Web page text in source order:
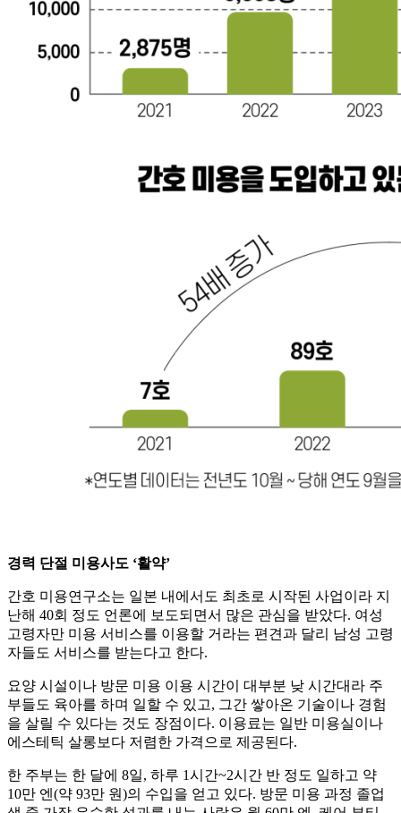
경력 단절 미용사도 ‘활약’
간호 미용연구소는 일본 내에서도 최초로 시작된 사업이라 지
난해 40회 정도 언론에 보도되면서 많은 관심을 받았다. 여성
고령자만 미용 서비스를 이용할 거라는 편견과 달리 남성 고령
자들도 서비스를 받는다고 한다.
요양 시설이나 방문 미용 이용 시간이 대부분 낮 시간대라 주
부들도 육아를 하며 일할 수 있고, 그간 쌓아온 기술이나 경험
을 살릴 수 있다는 것도 장점이다. 이용료는 일반 미용실이나
에스테틱 살롱보다 저렴한 가격으로 제공된다.
한 주부는 한 달에 8일, 하루 1시간~2시간 반 정도 일하고 약
10만 엔(약 93만 원)의 수입을 얻고 있다. 방문 미용 과정 졸업